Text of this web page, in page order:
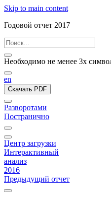
Skip to main content
Годовой отчет 2017
Необходимо не менее 3х
en
Скачать PDF
Разворотами
Постранично
Центр загрузки
Интерактивный
анализ
2016
Предыдущий отчет